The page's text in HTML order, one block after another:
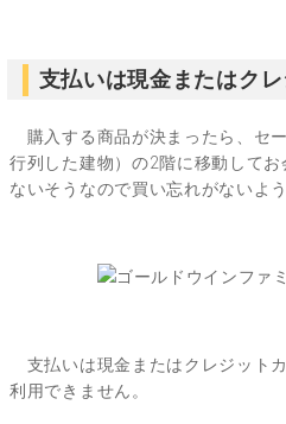
支払いは現金またはク
購入する商品が決まったら、セ
行列した建物）の2階に移動して
ないそうなので買い忘れがないよ
支払いは現金またはクレジット
利用できません。